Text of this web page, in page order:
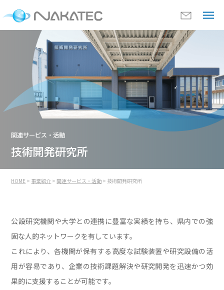
関連サービス・活動
技術開発研究所
HOME > 事業紹介 > 関連サービス・活動 > 技術開発研究所
公設研究機関や大学との連携に豊富な実績を持ち、県内での強
固な人的ネットワークを有しています。
これにより、各機関が保有する高度な試験装置や研究設備の活
用が容易であり、 企業の技術課題解決や研究開発を迅速かつ効
果的に支援することが可能です。